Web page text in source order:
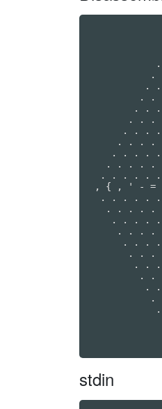
.
.
. .
. .
. . .
. . .
. . . .
. . . .
. . . . .
. . . . .
, { , ' - =
. . . . .
. . . . .
. . . .
. . . .
. . .
. . .
. .
. .
.
.
stdin